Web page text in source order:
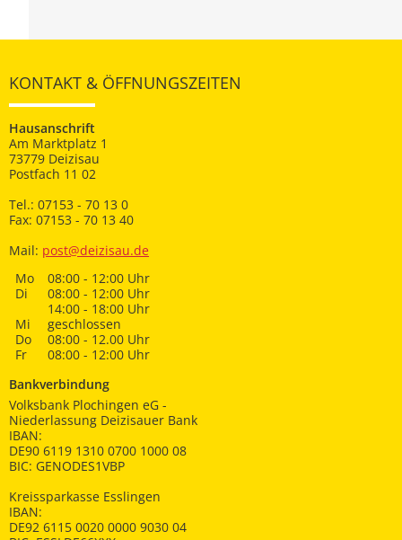
KONTAKT & ÖFFNUNGSZEITEN
Hausanschrift
Am Marktplatz 1
73779 Deizisau
Postfach 11 02
Tel.: 07153 - 70 13 0
Fax: 07153 - 70 13 40
Mail: post@deizisau.de
Mo
08:00 - 12:00 Uhr
Di
08:00 - 12:00 Uhr
14:00 - 18:00 Uhr
Mi
geschlossen
Do
08:00 - 12.00 Uhr
Fr
08:00 - 12:00 Uhr
Bankverbindung
Volksbank Plochingen eG -
Niederlassung Deizisauer Bank
IBAN:
DE90 6119 1310 0700 1000 08
BIC: GENODES1VBP
Kreissparkasse Esslingen
IBAN:
DE92 6115 0020 0000 9030 04